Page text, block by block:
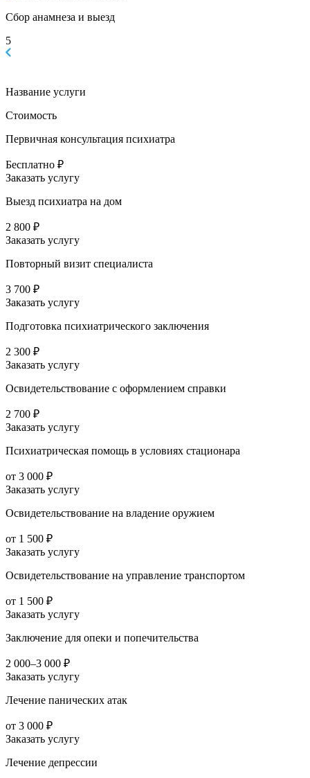
Сбор анамнеза и выезд
5
Название услуги
Стоимость
Первичная консультация психиатра
Бесплатно ₽
Заказать услугу
Выезд психиатра на дом
2 800 ₽
Заказать услугу
Повторный визит специалиста
3 700 ₽
Заказать услугу
Подготовка психиатрического заключения
2 300 ₽
Заказать услугу
Освидетельствование с оформлением справки
2 700 ₽
Заказать услугу
Психиатрическая помощь в условиях стационара
от 3 000 ₽
Заказать услугу
Освидетельствование на владение оружием
от 1 500 ₽
Заказать услугу
Освидетельствование на управление транспортом
от 1 500 ₽
Заказать услугу
Заключение для опеки и попечительства
2 000–3 000 ₽
Заказать услугу
Лечение панических атак
от 3 000 ₽
Заказать услугу
Лечение депрессии